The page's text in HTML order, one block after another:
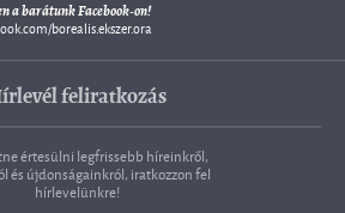
a barátunk Facebook-on!
borealis.ekszer.ora
feliratkozás
értesülni legfrissebb híreinkről,
és újdonságainkról, iratkozzon fel
hírlevelünkre!